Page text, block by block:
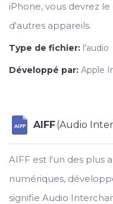
iPhone, vous devrez
d'autres appareils.
Type de fichier: l'audio
Développé par: Apple
AIFF AIFF(Audio
AIFF est l'un des plus
numériques,
signifie Audio